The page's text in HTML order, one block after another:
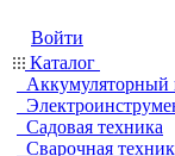
Войти
Каталог
Аккумуляторный
Садовая техника
Сварочная